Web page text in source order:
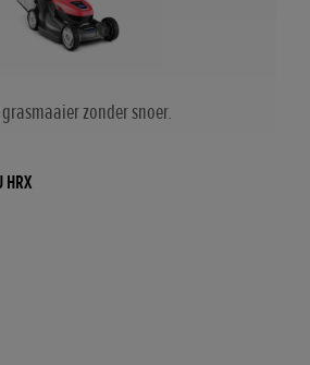
zonder snoer.
HRX